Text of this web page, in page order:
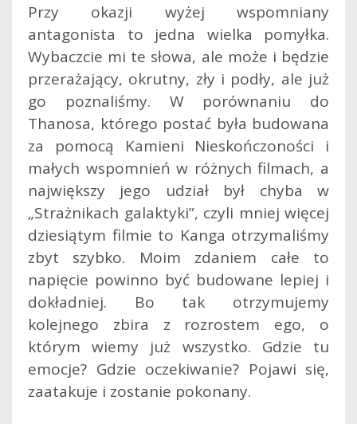
Przy okazji wyżej wspomniany
antagonista to jedna wielka pomyłka.
Wybaczcie mi te słowa, ale może i będzie
przerażający, okrutny, zły i podły, ale już
go poznaliśmy. W porównaniu do
Thanosa, którego postać była budowana
za pomocą Kamieni Nieskończoności i
małych wspomnień w różnych filmach, a
największy jego udział był chyba w
„Strażnikach galaktyki”, czyli mniej więcej
dziesiątym filmie to Kanga otrzymaliśmy
zbyt szybko. Moim zdaniem całe to
napięcie powinno być budowane lepiej i
dokładniej. Bo tak otrzymujemy
kolejnego zbira z rozrostem ego, o
którym wiemy już wszystko. Gdzie tu
emocje? Gdzie oczekiwanie? Pojawi się,
zaatakuje i zostanie pokonany.